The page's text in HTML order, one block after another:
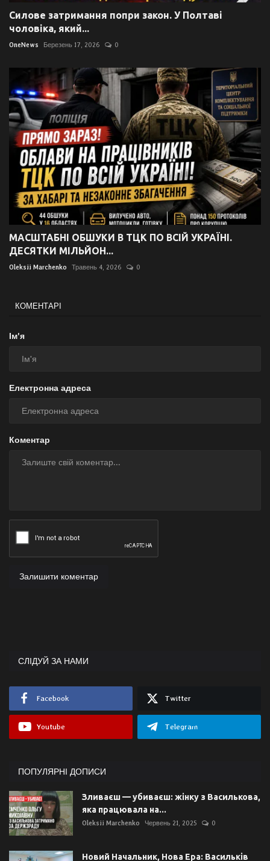
Силове затримання попри закон. У Полтаві
чоловіка, який...
OneNews Березень 17, 2026 0
МАСШТАБНІ ОБШУКИ В ТЦК ПО ВСІЙ УКРАЇНІ.
ДЕСЯТКИ МІЛЬЙОН...
Oleksii Marchenko Травень 4, 2026 0
КОМЕНТАРІ
Ім'я
Електронна адреса
Коментар
Залишити коментар
СЛІДУЙ ЗА НАМИ
Facebook Twitter
Youtube Telegram
ПОПУЛЯРНІ ДОПИСИ
Зливаєш — убиваєш: жінку з Василькова,
яка працювала на...
Oleksii Marchenko Червень 21, 2025 0
Новий Начальник, Нова Ера: Васильків